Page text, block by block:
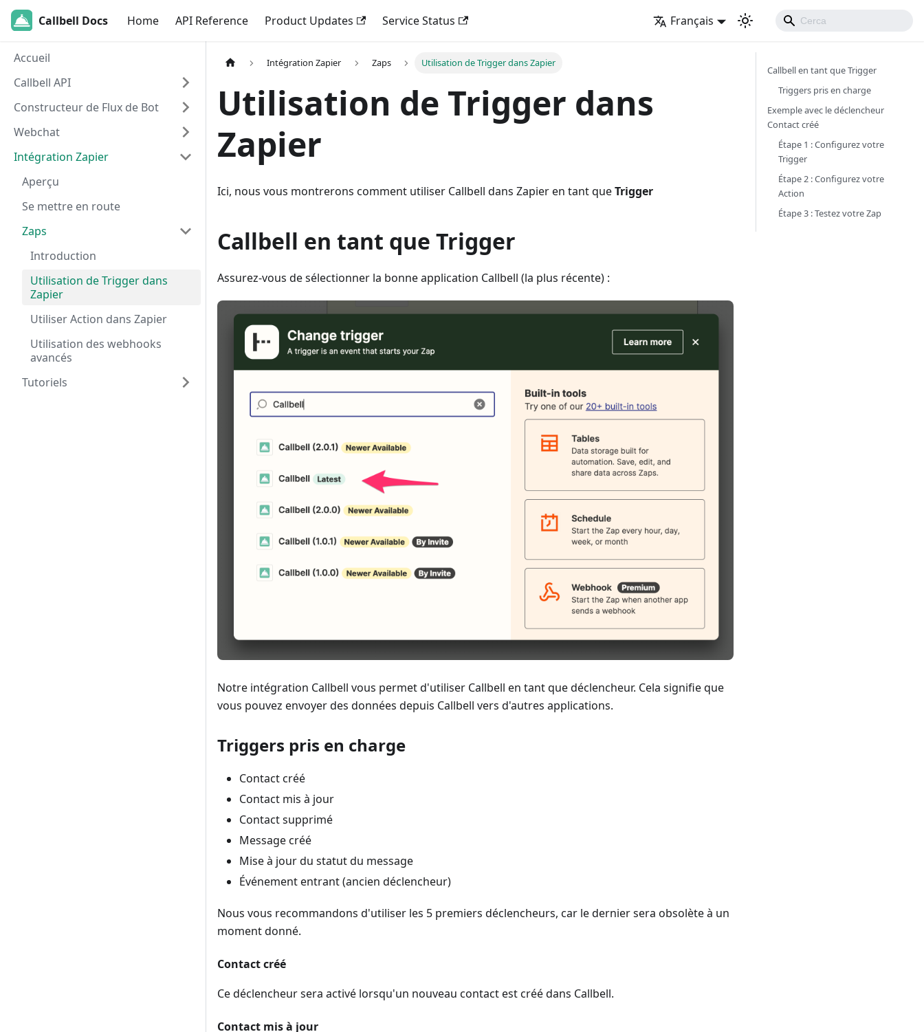
Callbell Docs Home API Reference Product Updates Service Status Français
Accueil
Callbell API
Constructeur de Flux de Bot
Webchat
Intégration Zapier
Aperçu
Se mettre en route
Zaps
Introduction
Utilisation de Trigger dans
Zapier
Utiliser Action dans Zapier
Utilisation des webhooks
avancés
Tutoriels
Intégration Zapier Zaps Utilisation de Trigger dans Zapier
Utilisation de Trigger dans
Zapier
Ici, nous vous montrerons comment utiliser Callbell dans Zapier en tant queTrigger
Callbell en tant que Trigger
Assurez-vous de sélectionner la bonne application Callbell (la plus récente) :
Notre intégration Callbell vous permet d'utiliser Callbell en tant que déclencheur. Cela signifie que
vous pouvez envoyer des données depuis Callbell vers d'autres applications.
Triggers pris en charge
Contact créé
Contact mis à jour
Contact supprimé
Message créé
Mise à jour du statut du message
Événement entrant (ancien déclencheur)
Nous vous recommandons d'utiliser les 5 premiers déclencheurs, car le dernier sera obsolète à un
moment donné.
Contact créé
Ce déclencheur sera activé lorsqu'un nouveau contact est créé dans Callbell.
Contact mis à jour
Callbell en tant que Trigger
Triggers pris en charge
Exemple avec le déclencheur
Contact créé
Étape 1 : Configurez votre
Trigger
Étape 2 : Configurez votre
Action
Étape 3 : Testez votre Zap